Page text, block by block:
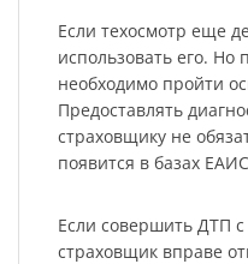
Если техосмотр еще
использовать его. Но
необходимо пройти
Предоставлять
страховщику не
появится в базах
Если совершить ДТП
страховщик вправе